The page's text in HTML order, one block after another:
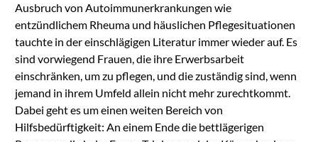
Ausbruch von Autoimmunerkrankungen wie
entzündlichem Rheuma und häuslichen Pflegesituationen
tauchte in der einschlägigen Literatur immer wieder auf. Es
sind vorwiegend Frauen, die ihre Erwerbsarbeit
einschränken, um zu pflegen, und die zuständig sind, wenn
jemand in ihrem Umfeld allein nicht mehr zurechtkommt.
Dabei geht es um einen weiten Bereich von
Hilfsbedürftigkeit: An einem Ende die bettlägerigen